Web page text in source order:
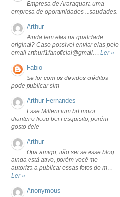
Empresa de Araraquara uma
empresa de oportunidades ...saudades.
Arthur
Ainda tem elas na qualidade
original? Caso possível enviar elas pelo
email arthurf1fanoficial@gmail.…Ler »
Fabio
Se for com os devidos créditos
pode publicar sim
Arthur Fernandes
Esse Millennium brt motor
dianteiro ficou bem esquisito, porém
gosto dele
Arthur
Opa amigo, não sei se esse blog
ainda está ativo, porém você me
autoriza a publicar essas fotos do m…
Ler »
Anonymous